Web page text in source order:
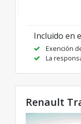
Incluido en
Exención
La
Renault